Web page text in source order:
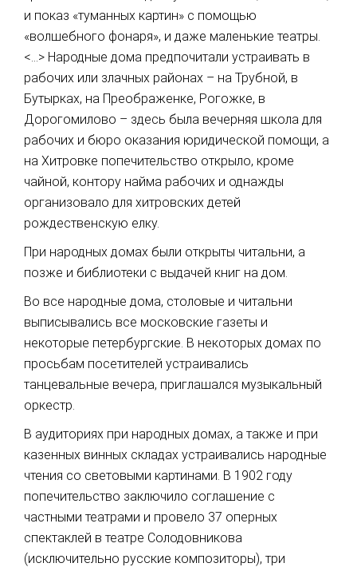
и показ «туманных картин» с помощью
«волшебного фонаря», и даже маленькие театры.
<…> Народные дома предпочитали устраивать в
рабочих или злачных районах – на Трубной, в
Бутырках, на Преображенке, Рогожке, в
Дорогомилово – здесь была вечерняя школа для
рабочих и бюро оказания юридической помощи, а
на Хитровке попечительство открыло, кроме
чайной, контору найма рабочих и однажды
организовало для хитровских детей
рождественскую елку.
При народных домах были открыты читальни, а
позже и библиотеки с выдачей книг на дом.
Во все народные дома, столовые и читальни
выписывались все московские газеты и
некоторые петербургские. В некоторых домах по
просьбам посетителей устраивались
танцевальные вечера, приглашался музыкальный
оркестр.
В аудиториях при народных домах, а также и при
казенных винных складах устраивались народные
чтения со световыми картинами. В 1902 году
попечительство заключило соглашение с
частными театрами и провело 37 оперных
спектаклей в театре Солодовникова
(исключительно русские композиторы), три